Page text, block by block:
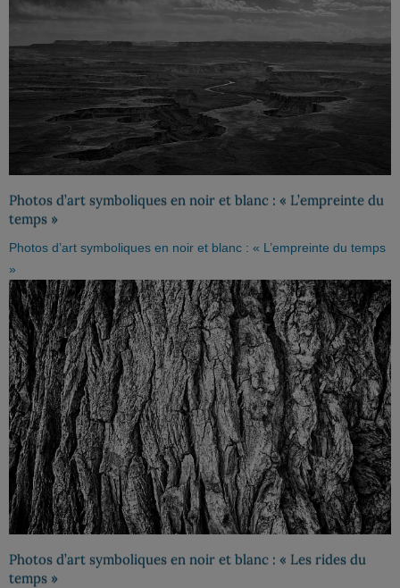
Photos d’art symboliques en noir et blanc : « L’empreinte du
temps »
Photos d’art symboliques en noir et blanc : « L’empreinte du temps
»
Photos d’art symboliques en noir et blanc : « Les rides du
temps »